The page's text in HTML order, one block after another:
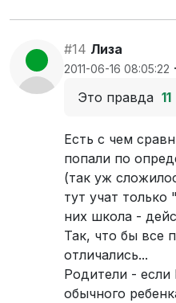
#14 Лиза
2011-06-16 08:05:22 ·
Это правда 11
Есть с чем
попали по
(так уж
тут учат
них школа -
Так, что бы все
отличались...
Родители -
обычного